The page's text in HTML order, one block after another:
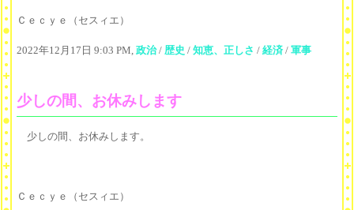
Ｃｅｃｙｅ（セスィエ）
2022年12月17日 9:03 PM, 政治/ 歴史 / 知恵、正しさ / 経済 / 軍事
少しの間、お休みします
少しの間、お休みします。
Ｃｅｃｙｅ（セスィエ）